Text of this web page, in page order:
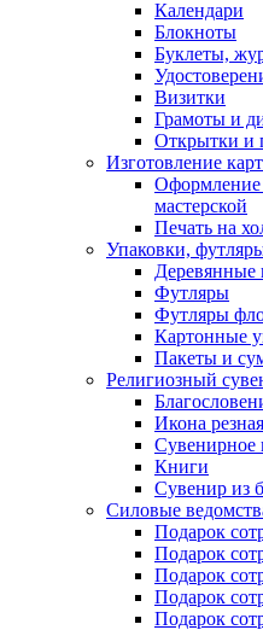
Календари
Блокноты
Буклеты,
Визитки
Грамоты и
Открытки и
Изготовление
Оформление
мастерской
Печать на
Упаковки,
Деревянные
Футляры
Футляры
Картонные
Пакеты и
Религиозный
Икона
Сувенирное
Книги
Сувенир из
Силовые
Подарок
Подарок
Подарок
Подарок
Подарок